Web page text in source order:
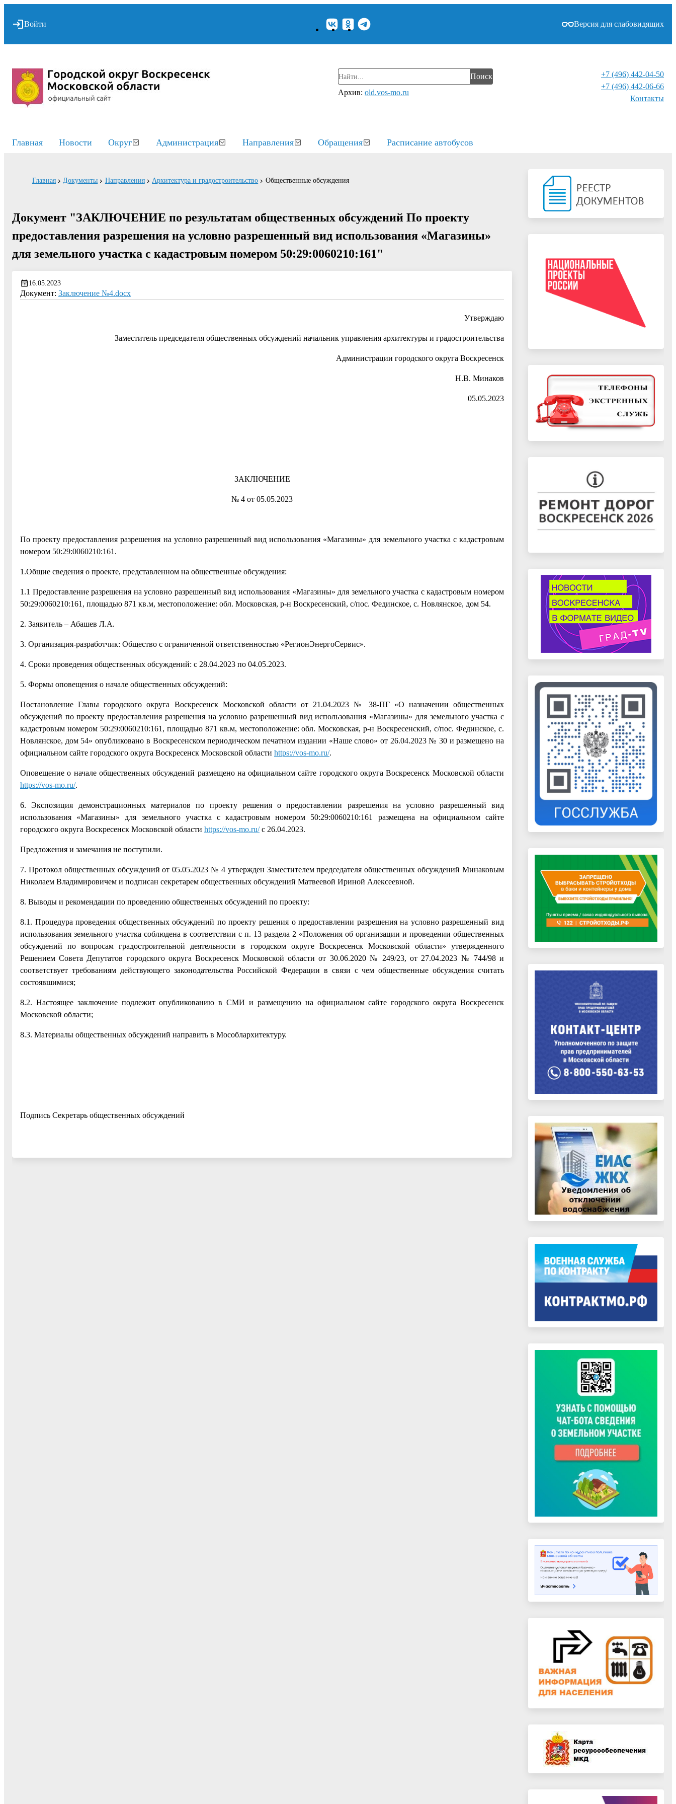
Войти Версия для слабовидящих
Поиск
Архив: old.vos-mo.ru
+7 (496) 442-04-50
+7 (496) 442-06-66
Контакты⁠
Главная Новости Округ Администрация Направления Обращения Расписание автобусов
Главная Документы Направления Архитектура и градостроительство Общественные обсуждения
Документ "ЗАКЛЮЧЕНИЕ по результатам общественных обсуждений По проекту
предоставления разрешения на условно разрешенный вид использования «Магазины»
для земельного участка с кадастровым номером 50:29:0060210:161"
16.05.2023
Документ: Заключение №4.docx
Утверждаю
Заместитель председателя общественных обсуждений начальник управления архитектуры и градостроительства
Администрации городского округа Воскресенск
Н.В. Минаков
05.05.2023
ЗАКЛЮЧЕНИЕ
№ 4 от 05.05.2023
По проекту предоставления разрешения на условно разрешенный вид использования «Магазины» для земельного участка с кадастровым
номером 50:29:0060210:161.
1.Общие сведения о проекте, представленном на общественные обсуждения:
1.1 Предоставление разрешения на условно разрешенный вид использования «Магазины» для земельного участка с кадастровым номером
50:29:0060210:161, площадью 871 кв.м, местоположение: обл. Московская, р-н Воскресенский, с/пос. Фединское, с. Новлянское, дом 54.
2. Заявитель – Абашев Л.А.
3. Организация-разработчик: Общество с ограниченной ответственностью «РегионЭнергоСервис».
4. Сроки проведения общественных обсуждений: с 28.04.2023 по 04.05.2023.
5. Формы оповещения о начале общественных обсуждений:
Постановление Главы городского округа Воскресенск Московской области от 21.04.2023 № 38-ПГ «О назначении общественных
обсуждений по проекту предоставления разрешения на условно разрешенный вид использования «Магазины» для земельного участка с
кадастровым номером 50:29:0060210:161, площадью 871 кв.м, местоположение: обл. Московская, р-н Воскресенский, с/пос. Фединское, с.
Новлянское, дом 54» опубликовано в Воскресенском периодическом печатном издании «Наше слово» от 26.04.2023 № 30 и размещено на
официальном сайте городского округа Воскресенск Московской области https://vos-mo.ru/.
Оповещение о начале общественных обсуждений размещено на официальном сайте городского округа Воскресенск Московской области
https://vos-mo.ru/.
6. Экспозиция демонстрационных материалов по проекту решения о предоставлении разрешения на условно разрешенный вид
использования «Магазины» для земельного участка с кадастровым номером 50:29:0060210:161 размещена на официальном сайте
городского округа Воскресенск Московской области https://vos-mo.ru/с 26.04.2023.
Предложения и замечания не поступили.
7. Протокол общественных обсуждений от 05.05.2023 № 4 утвержден Заместителем председателя общественных обсуждений Минаковым
Николаем Владимировичем и подписан секретарем общественных обсуждений Матвеевой Ириной Алексеевной.
8. Выводы и рекомендации по проведению общественных обсуждений по проекту:
8.1. Процедура проведения общественных обсуждений по проекту решения о предоставлении разрешения на условно разрешенный вид
использования земельного участка соблюдена в соответствии с п. 13 раздела 2 «Положения об организации и проведении общественных
обсуждений по вопросам градостроительной деятельности в городском округе Воскресенск Московской области» утвержденного
Решением Совета Депутатов городского округа Воскресенск Московской области от 30.06.2020 № 249/23, от 27.04.2023 № 744/98 и
соответствует требованиям действующего законодательства Российской Федерации в связи с чем общественные обсуждения считать
состоявшимися;
8.2. Настоящее заключение подлежит опубликованию в СМИ и размещению на официальном сайте городского округа Воскресенск
Московской области;
8.3. Материалы общественных обсуждений направить в Мособлархитектуру.
Подпись Секретарь общественных обсуждений